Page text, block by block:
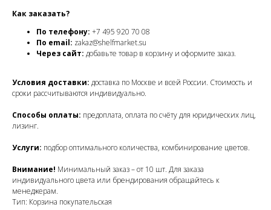
Как заказать?
По телефону: +7 495 920 70 08
По email: zakaz@shelfmarket.su
Через сайт: добавьте товар в корзину и оформите заказ.
Условия доставки: доставка по Москве и всей России. Стоимость и
сроки рассчитываются индивидуально.
Способы оплаты: предоплата, оплата по счёту для юридических лиц,
лизинг.
Услуги: подбор оптимального количества, комбинирование цветов.
Внимание! Минимальный заказ – от 10 шт. Для заказа
индивидуального цвета или брендирования обращайтесь к
менеджерам.
Тип: Корзина покупательская